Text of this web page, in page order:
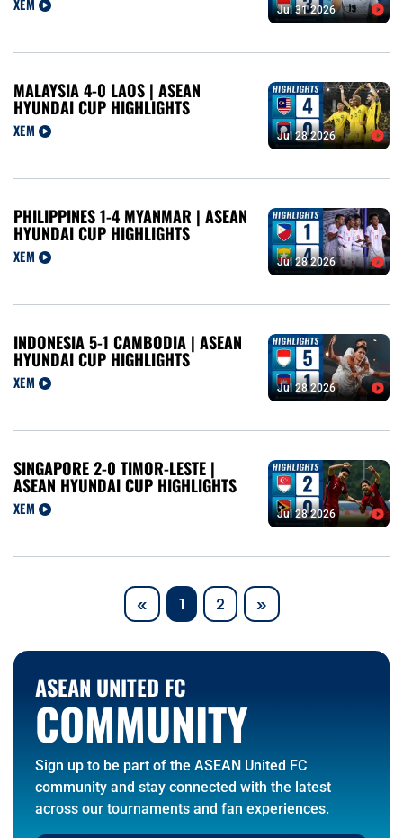
Jul 31 2026
MALAYSIA 4-0 LAOS | ASEAN
HYUNDAI CUP HIGHLIGHTS
XEM Jul 28 2026
PHILIPPINES 1-4 MYANMAR | ASEAN
HYUNDAI CUP HIGHLIGHTS
XEM Jul 28 2026
INDONESIA 5-1 CAMBODIA | ASEAN
HYUNDAI CUP HIGHLIGHTS
XEM Jul 28 2026
SINGAPORE 2-0 TIMOR-LESTE |
ASEAN HYUNDAI CUP HIGHLIGHTS
XEM Jul 28 2026
«Previous
1 2 »Next
ASEAN UNITED FC
COMMUNITY
Sign up to be part of the ASEAN United FC
community and stay connected with the latest
across our tournaments and fan experiences.